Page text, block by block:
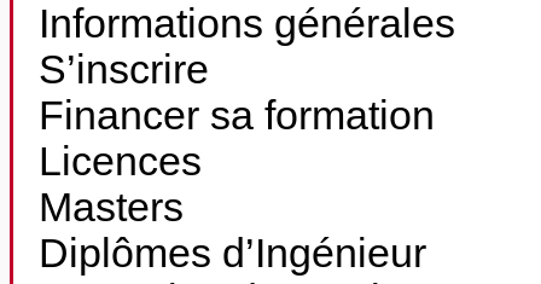
Informations générales
S’inscrire
Financer sa formation
Licences
Masters
Diplômes d’Ingénieur